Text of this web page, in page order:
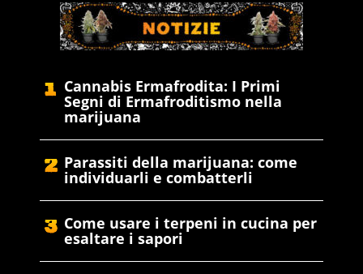
Cannabis Ermafrodita: I Primi
Segni di Ermafroditismo nella
marijuana
Parassiti della marijuana: come
individuarli e combatterli
Come usare i terpeni in cucina per
esaltare i sapori